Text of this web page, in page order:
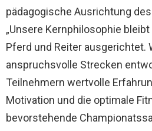
pädagogische Ausrichtung
„Unsere Kernphilosophie
Pferd und Reiter ausgerichtet.
anspruchsvolle Strecken
Teilnehmern wertvolle
Motivation und die optimale
bevorstehende